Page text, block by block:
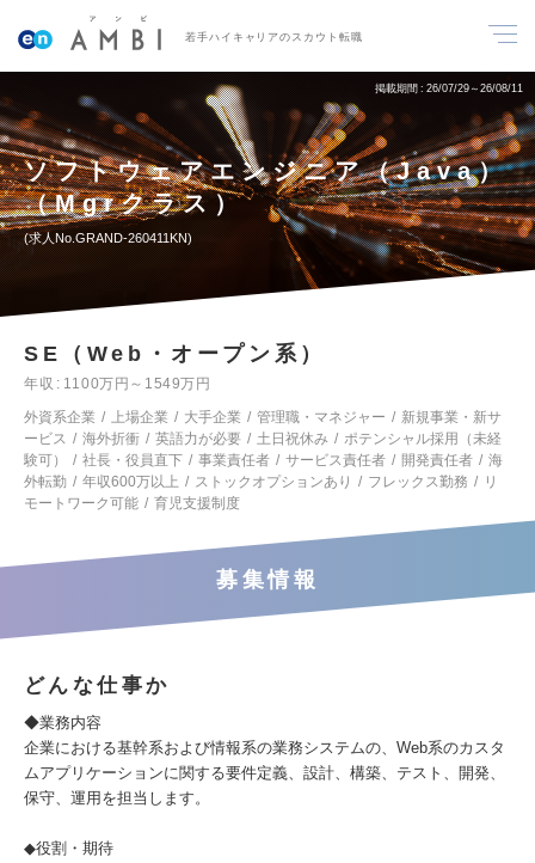
若手ハイキャリアのスカウト転職
掲載期間 26/07/29～26/08/11
ソフトウェアエンジニア（Java）
（Mgrクラス）
求人No.GRAND-260411KN
SE（Web・オープン系）
年収
1100万円～1549万円
外資系企業
上場企業 大手企業 管理職・マネジャー
新規事業・新サ
ービス
海外折衝 英語力が必要 土日祝休み
ポテンシャル採用（未経
験可）
社長・役員直下 事業責任者 サービス責任者 開発責任者
海
外転勤
年収600万以上 ストックオプションあり フレックス勤務
リ
モートワーク可能
育児支援制度
募集情報
どんな仕事か
◆業務内容
企業における基幹系および情報系の業務システムの、Web系のカスタ
ムアプリケーションに関する要件定義、設計、構築、テスト、開発、
保守、運用を担当します。
◆役割・期待